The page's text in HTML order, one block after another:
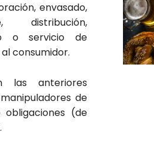
envasado,
distribución,
o servicio de
consumidor.
las anteriores
de
(de